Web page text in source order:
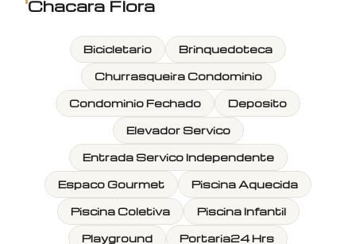
Chacara Flora
Bicicletario
Brinquedoteca
Churrasqueira Condominio
Condominio Fechado
Deposito
Elevador Servico
Entrada Servico Independente
Espaco Gourmet
Piscina Aquecida
Piscina Coletiva
Piscina Infantil
Playground
Portaria24 Hrs